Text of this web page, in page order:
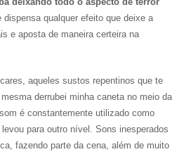
dispensa qualquer efeito que deixe a
e aposta de maneira certeira na
aqueles sustos repentinos que te
derrubei minha caneta no meio da
é constantemente utilizado como
para outro nível. Sons inesperados
fazendo parte da cena, além de muito